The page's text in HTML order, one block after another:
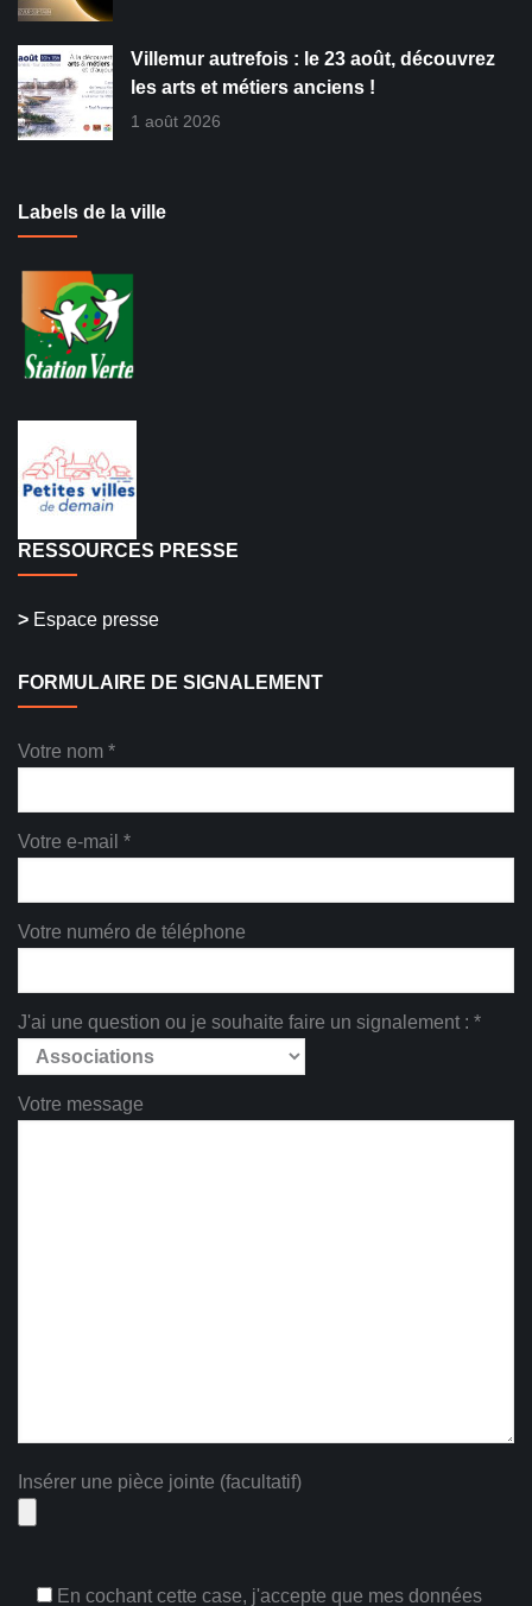
Villemur autrefois : le 23 août, découvrez
les arts et métiers anciens !
1 août 2026
Labels de la ville
RESSOURCES PRESSE
> Espace presse
FORMULAIRE DE SIGNALEMENT
Votre nom *
Votre e-mail *
Votre numéro de téléphone
J'ai une question ou je souhaite faire un signalement : *
Votre message
Insérer une pièce jointe (facultatif)
En cochant cette case, j'accepte que mes données